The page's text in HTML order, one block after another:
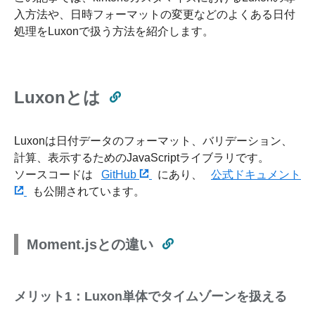
入方法や、日時フォーマットの変更などのよくある日付
処理をLuxonで扱う方法を紹介します。
Luxonとは
Luxonは日付データのフォーマット、バリデーション、
計算、表示するためのJavaScriptライブラリです。
ソースコードは
GitHub にあり、
公式ドキュメント
も公開されています。
Moment.jsとの違い
メリット1：Luxon単体でタイムゾーンを扱える